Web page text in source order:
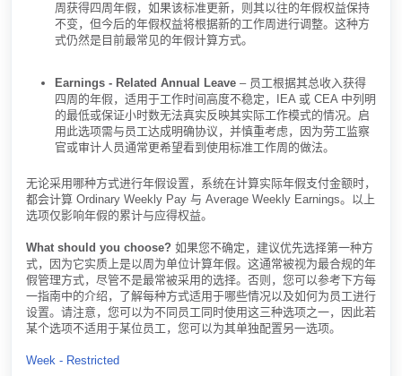
周获得四周年假，如果该标准更新，则其以往的年假权益保持
不变，但今后的年假权益将根据新的工作周进行调整。这种方
式仍然是目前最常见的年假计算方式。
Earnings - Related Annual Leave – 员工根据其总收入获得
四周的年假，适用于工作时间高度不稳定，IEA 或 CEA 中列明
的最低或保证小时数无法真实反映其实际工作模式的情况。启
用此选项需与员工达成明确协议，并慎重考虑，因为劳工监察
官或审计人员通常更希望看到使用标准工作周的做法。
无论采用哪种方式进行年假设置，系统在计算实际年假支付金额时，
都会计算 Ordinary Weekly Pay 与 Average Weekly Earnings。以上
选项仅影响年假的累计与应得权益。
What should you choose? 如果您不确定，建议优先选择第一种方
式，因为它实质上是以周为单位计算年假。这通常被视为最合规的年
假管理方式，尽管不是最常被采用的选择。否则，您可以参考下方每
一指南中的介绍，了解每种方式适用于哪些情况以及如何为员工进行
设置。请注意，您可以为不同员工同时使用这三种选项之一，因此若
某个选项不适用于某位员工，您可以为其单独配置另一选项。
Week - Restricted